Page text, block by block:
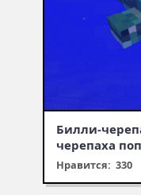
Билли-
черепаха
Нравится: 330